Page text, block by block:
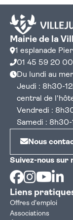
Mairie de la
1 esplanade
01 45 59 20 00
Du lundi au
Jeudi : 8h30-
central de
Vendredi :
Samedi :
Nous
Suivez-nous sur
Facebook
Instagram
Liens
Offres d'emploi
Associations